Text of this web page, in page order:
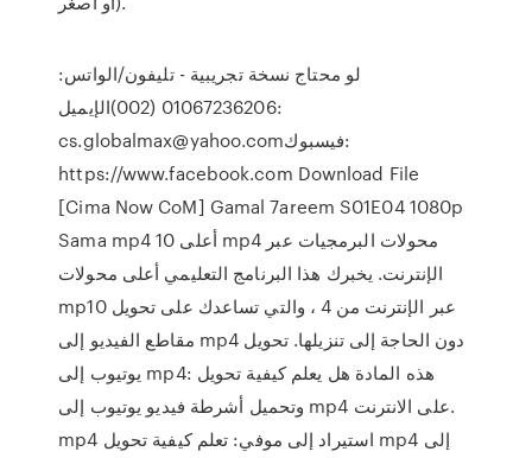
لو محتاج نسخة تجريبية - تليفون/الواتس:
01067236206 (002)الإيميل:
cs.globalmax@yahoo.comفيسبوك:
https://www.facebook.com Download File
[Cima Now CoM] Gamal 7areem S01E04 1080p
Sama mp4 أعلى 10 mp4 محولات البرمجيات عبر
الإنترنت. يخبرك هذا البرنامج التعليمي أعلى محولات
mp10 عبر الإنترنت من 4 ، والتي تساعدك على تحويل
مقاطع الفيديو إلى mp4 دون الحاجة إلى تنزيلها. تحويل
يوتيوب إلى mp4: هذه المادة هل يعلم كيفية تحويل
وتحميل أشرطة فيديو يوتيوب إلى mp4 على الانترنت.
mp4 استيراد إلى موفي: تعلم كيفية تحويل mp4 إلى